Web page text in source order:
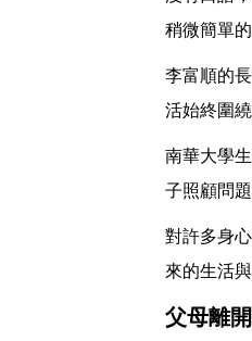
稍微簡單
李富順的
活始終圍
南華大學
子照顧問
對許多身
來的生活
父母離